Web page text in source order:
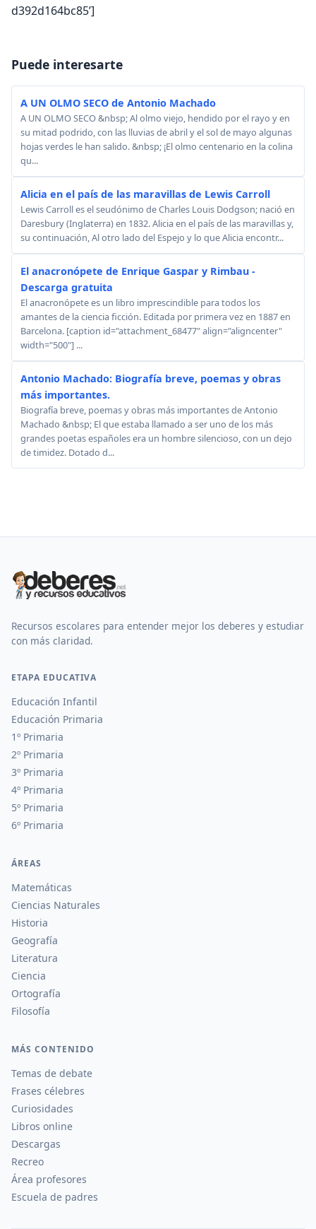
d392d164bc85’]
Puede interesarte
A UN OLMO SECO de Antonio Machado
A UN OLMO SECO &nbsp; Al olmo viejo, hendido por el rayo y en
su mitad podrido, con las lluvias de abril y el sol de mayo algunas
hojas verdes le han salido. &nbsp; ¡El olmo centenario en la colina
qu...
Alicia en el país de las maravillas de Lewis Carroll
Lewis Carroll es el seudónimo de Charles Louis Dodgson; nació en
Daresbury (Inglaterra) en 1832. Alicia en el país de las maravillas y,
su continuación, Al otro lado del Espejo y lo que Alicia encontr...
El anacronópete de Enrique Gaspar y Rimbau -
Descarga gratuita
El anacronópete es un libro imprescindible para todos los
amantes de la ciencia ficción. Editada por primera vez en 1887 en
Barcelona. [caption id="attachment_68477" align="aligncenter"
width="500"] ...
Antonio Machado: Biografía breve, poemas y obras
más importantes.
Biografía breve, poemas y obras más importantes de Antonio
Machado &nbsp; El que estaba llamado a ser uno de los más
grandes poetas españoles era un hombre silencioso, con un dejo
de timidez. Dotado d...
Recursos escolares para entender mejor los deberes y estudiar
con más claridad.
ETAPA EDUCATIVA
Educación Infantil
Educación Primaria
1º Primaria
2º Primaria
3º Primaria
4º Primaria
5º Primaria
6º Primaria
ÁREAS
Matemáticas
Ciencias Naturales
Historia
Geografía
Literatura
Ciencia
Ortografía
Filosofía
MÁS CONTENIDO
Temas de debate
Frases célebres
Curiosidades
Libros online
Descargas
Recreo
Área profesores
Escuela de padres